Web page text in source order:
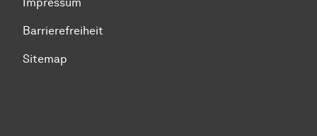
Barrierefreiheit
Sitemap